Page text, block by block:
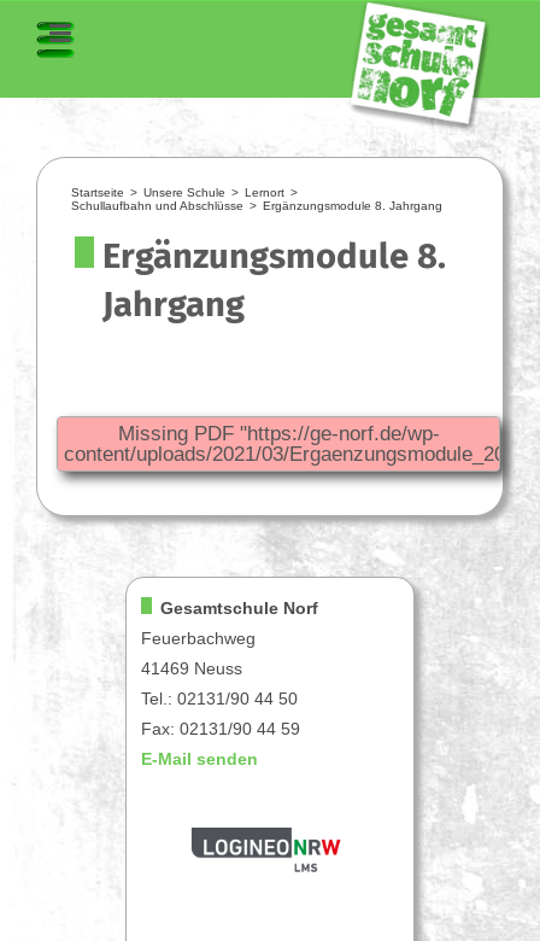
Ergänzungsmodule 8.
Jahrgang
Startseite > Unsere Schule > Lernort >
Schullaufbahn und Abschlüsse > Ergänzungsmodule 8. Jahrgang
Missing PDF "https://ge-norf.de/wp-
content/uploads/2021/03/
Gesamtschule Norf
Feuerbachweg
41469 Neuss
Tel.: 02131/90 44 50
Fax: 02131/90 44 59
E-Mail senden